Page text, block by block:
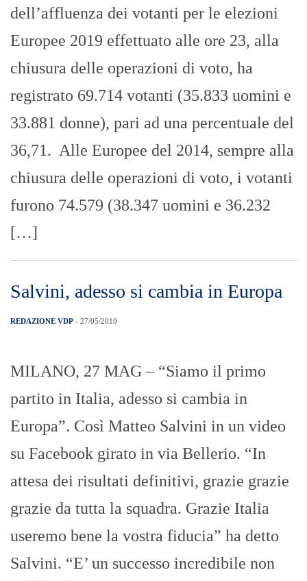
dell’affluenza dei votanti per le elezioni
Europee 2019 effettuato alle ore 23, alla
chiusura delle operazioni di voto, ha
registrato 69.714 votanti (35.833 uomini e
33.881 donne), pari ad una percentuale del
36,71. Alle Europee del 2014, sempre alla
chiusura delle operazioni di voto, i votanti
furono 74.579 (38.347 uomini e 36.232
[…]
Salvini, adesso si cambia in Europa
REDAZIONE VDP - 27/05/2019
MILANO, 27 MAG – “Siamo il primo
partito in Italia, adesso si cambia in
Europa”. Così Matteo Salvini in un video
su Facebook girato in via Bellerio. “In
attesa dei risultati definitivi, grazie grazie
grazie da tutta la squadra. Grazie Italia
useremo bene la vostra fiducia” ha detto
Salvini. “E’ un successo incredibile non